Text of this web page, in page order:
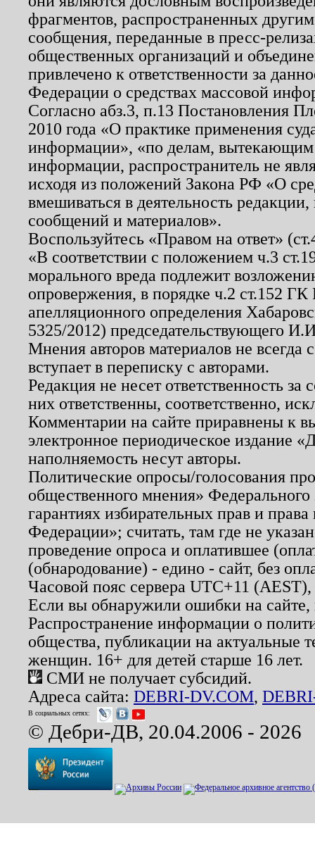
фрагментов, распространенных
сообщения, переданные в пресс-
общественных организаций и
привлечено к ответственности за
Федерации о средствах массовой
Согласно абз.3, п.13 Постановления
2010 года «О практике применения
информации», «по делам, вытекающим
информации, распространитель не
исходя из положений Закона РФ «О
вмешиваться в деятельность
сообщений и материалов».
Воспользуйтесь «Правом на ответ»
«В соответствии с положением ч.3
морального вреда подлежит
опровержения, в порядке ч.2 ст.152
апелляционного определения
5325/2012) председательствующего
Мнения авторов материалов не
вступает в переписку с авторами.
Редакция не несет ответственность
них ответственны, соответственно,
Комментарии на сайте приравнены к
электронное периодическое издание
наполняемость несут авторы.
Политические опросы/голосования
общественного мнения»
гарантиях избирательных прав и
Федерации»; считать, там где не
проведение опроса и оплатившее
(обнародование) - едино - сайт, без
Часовой пояс сервера UTC+11
Если вы обнаружили ошибки на
Распространение информации о
общества, публикации на актуальные
женщин. 16+ для детей старше 16 лет.
СМИ не получает субсидий.
Адреса сайта: DEBRI-DV.COM,
В социальных сетях:
© Дебри-ДВ, 20.04.2006 - 2026